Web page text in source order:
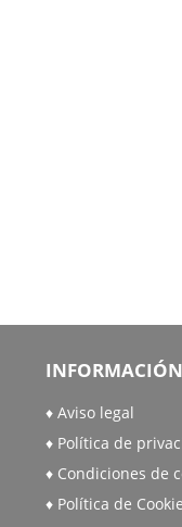
INFORMACIÓN
Aviso legal
Política de
Condiciones de
Política de